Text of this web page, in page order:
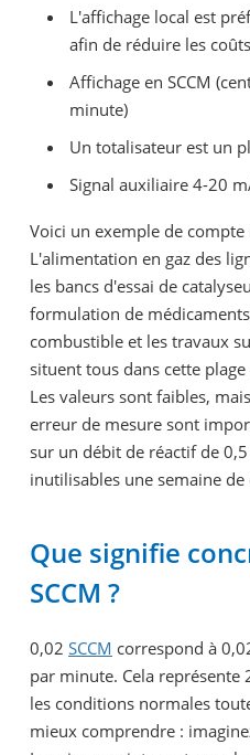
L'affichage local est
afin de réduire les
Affichage en SCCM
minute)
Un totalisateur est un
Signal auxiliaire 4-20
Voici un exemple de
L'alimentation en gaz des
les bancs d'essai de
formulation de
combustible et les travaux
situent tous dans cette
Les valeurs sont faibles,
erreur de mesure sont
sur un débit de réactif de
inutilisables une semaine
Que signifie
SCCM ?
0,02 SCCM correspond à
par minute. Cela représente
les conditions normales
mieux comprendre :